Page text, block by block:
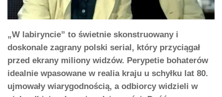
„W labiryncie” to świetnie skonstruowany i
doskonale zagrany polski serial, który przyciągał
przed ekrany miliony widzów. Perypetie bohaterów
idealnie wpasowane w realia kraju u schyłku lat 80.
ujmowały wiarygodnością, a odbiorcy widzieli w